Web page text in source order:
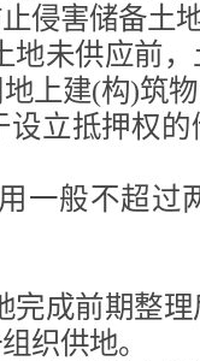
侵害储备土
供应前，
上建(构)筑
立抵押权
般不超过
前期整理
织供地。